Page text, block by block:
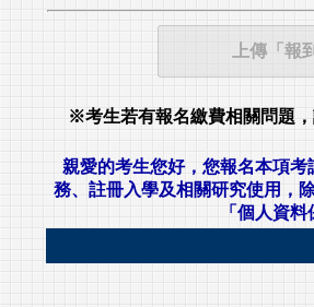
※考生若有報名繳費相關問題，
親愛的考生您好，您報名本項
務、註冊入學及相關研究使用，
「個人資